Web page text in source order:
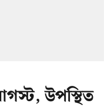
উপস্থিত